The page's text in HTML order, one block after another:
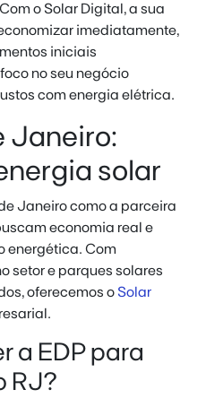
o Solar Digital, a sua
imediatamente,
iniciais
no seu negócio
com energia elétrica.
Janeiro:
solar
Janeiro como a parceira
economia real e
energética. Com
setor e parques solares
oferecemos o Solar
a EDP para
RJ?